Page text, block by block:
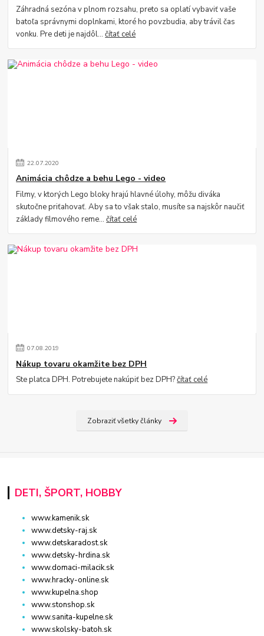
Záhradná sezóna v plnom rozsahu, preto sa oplatí vybaviť vaše
batoľa správnymi doplnkami, ktoré ho povzbudia, aby trávil čas
vonku. Pre deti je najdôl...čítať celé
22.07.2020
Animácia chôdze a behu Lego - video
Filmy, v ktorých Lego bloky hrajú hlavné úlohy, môžu diváka
skutočne priťahovať. Aby sa to však stalo, musíte sa najskôr naučiť
základy filmového reme...čítať celé
07.08.2019
Nákup tovaru okamžite bez DPH
Ste platca DPH. Potrebujete nakúpiť bez DPH?čítať celé
Zobraziť všetky články
DETI, ŠPORT, HOBBY
www.kamenik.sk
www.detsky-raj.sk
www.detskaradost.sk
www.detsky-hrdina.sk
www.domaci-milacik.sk
www.hracky-online.sk
www.kupelna.shop
www.stonshop.sk
www.sanita-kupelne.sk
www.skolsky-batoh.sk